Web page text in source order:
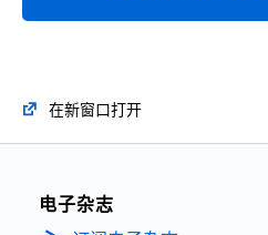
在新窗口打开
电子杂志